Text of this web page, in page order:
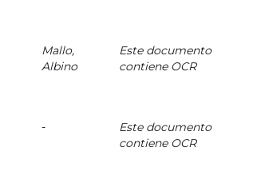
Mallo,
Albino
Este documento
contiene OCR
-
Este documento
contiene OCR